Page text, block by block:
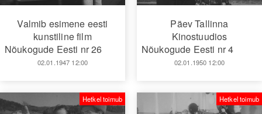
Valmib esimene eesti
kunstiline film
Nõukogude Eesti nr 26
02.01.1947 12:00
Päev Tallinna
Kinostuudios
Nõukogude Eesti nr 4
02.01.1950 12:00
Hetkel toimub Hetkel toimub